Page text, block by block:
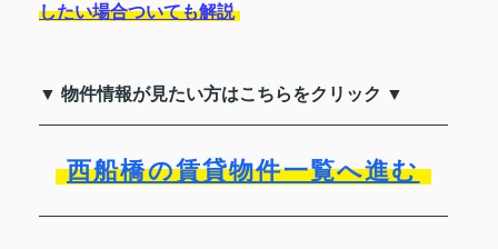
したい場合ついても解説
▼ 物件情報が見たい方はこちらをクリック ▼
西船橋の賃貸物件一覧へ進む